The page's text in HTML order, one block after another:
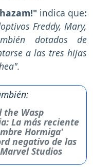
indica que:
Freddy, Mary,
dotados de
a las tres hijas
the Wasp
La más reciente
Hormiga'
negativo de las
Studios